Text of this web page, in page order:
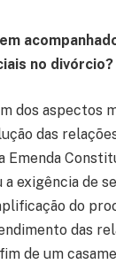
no divórcio?
dos aspectos
das
Emenda
a exigência de
do
das
de um